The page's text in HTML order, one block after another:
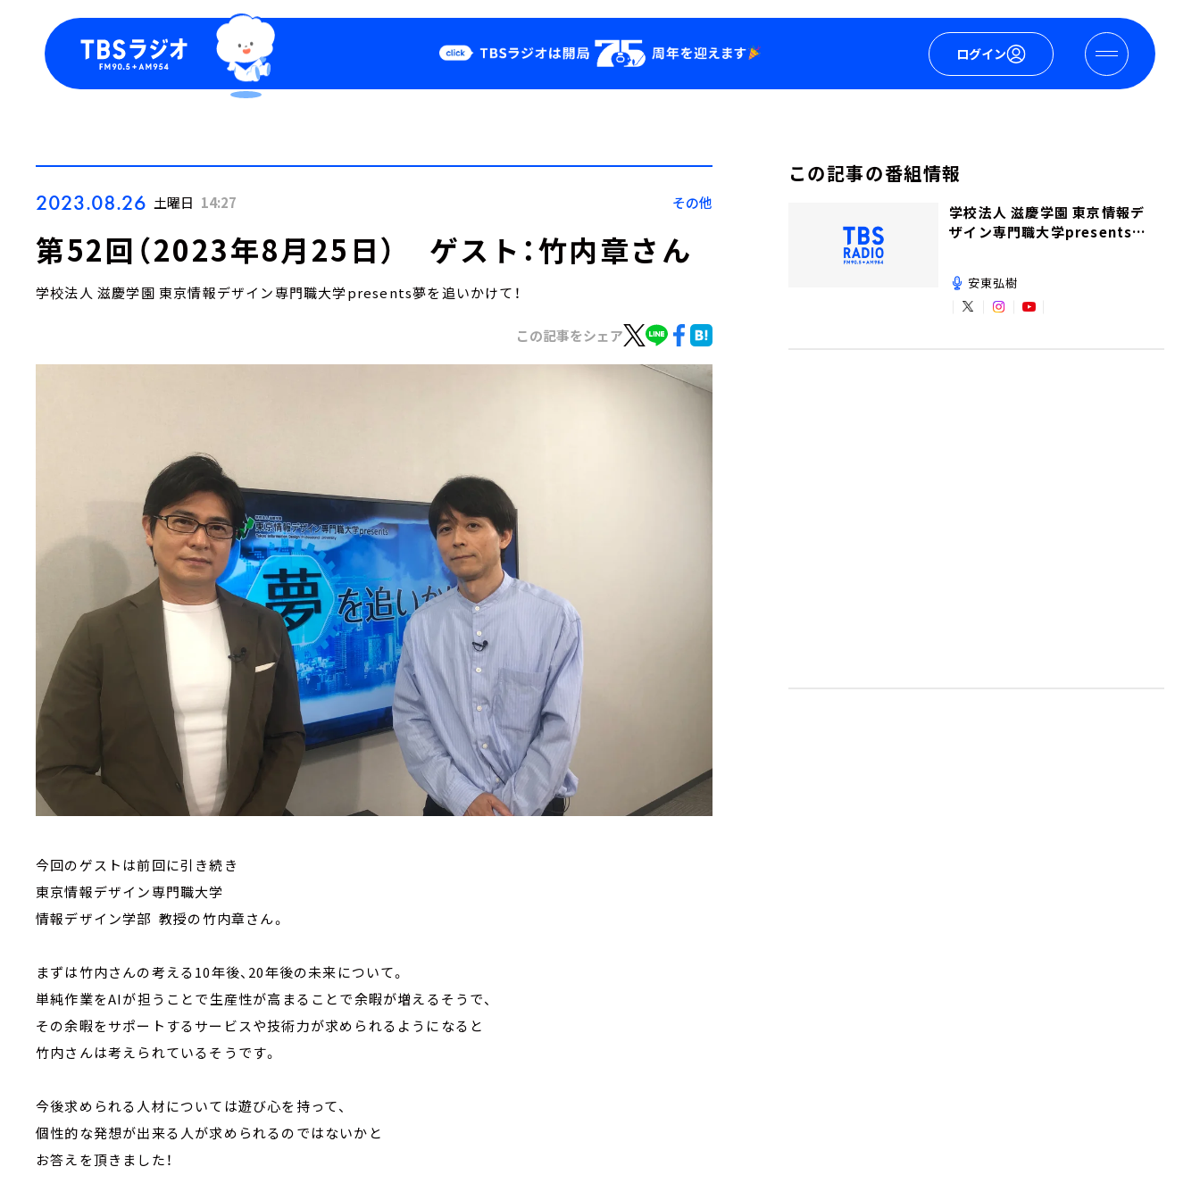
ログイン
Podcast
YouTube
2023.08.26 土曜日 14:27 その他
第52回（2023年8月25日） ゲスト：竹内章さん
学校法人 滋慶学園 東京情報デザイン専門職大学presents夢を追いかけて！
この記事をシェア
今回のゲストは前回に引き続き
東京情報デザイン専門職大学
情報デザイン学部 教授の竹内章さん。
まずは竹内さんの考える10年後、20年後の未来について。
単純作業をAIが担うことで生産性が高まることで余暇が増えるそうで、
その余暇をサポートするサービスや技術力が求められるようになると
竹内さんは考えられているそうです。
今後求められる人材については遊び心を持って、
個性的な発想が出来る人が求められるのではないかと
お答えを頂きました！
この記事の番組情報
学校法人 滋慶学園 東京情報デ
ザイン専門職大学presents夢
安東弘樹